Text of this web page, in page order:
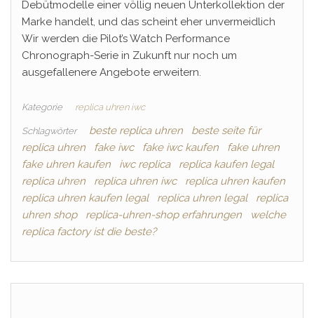
Debütmodelle einer völlig neuen Unterkollektion der
Marke handelt, und das scheint eher unvermeidlich
Wir werden die Pilot’s Watch Performance
Chronograph-Serie in Zukunft nur noch um
ausgefallenere Angebote erweitern.
Kategorie replica uhren iwc
Schlagwörter beste replica uhren
beste seite für
replica uhren
fake iwc fake iwc kaufen
fake uhren
fake uhren kaufen
iwc replica
replica kaufen legal
replica uhren
replica uhren iwc
replica uhren kaufen
replica uhren kaufen legal
replica uhren legal
replica
uhren shop
replica-uhren-shop erfahrungen
welche
replica factory ist die beste?